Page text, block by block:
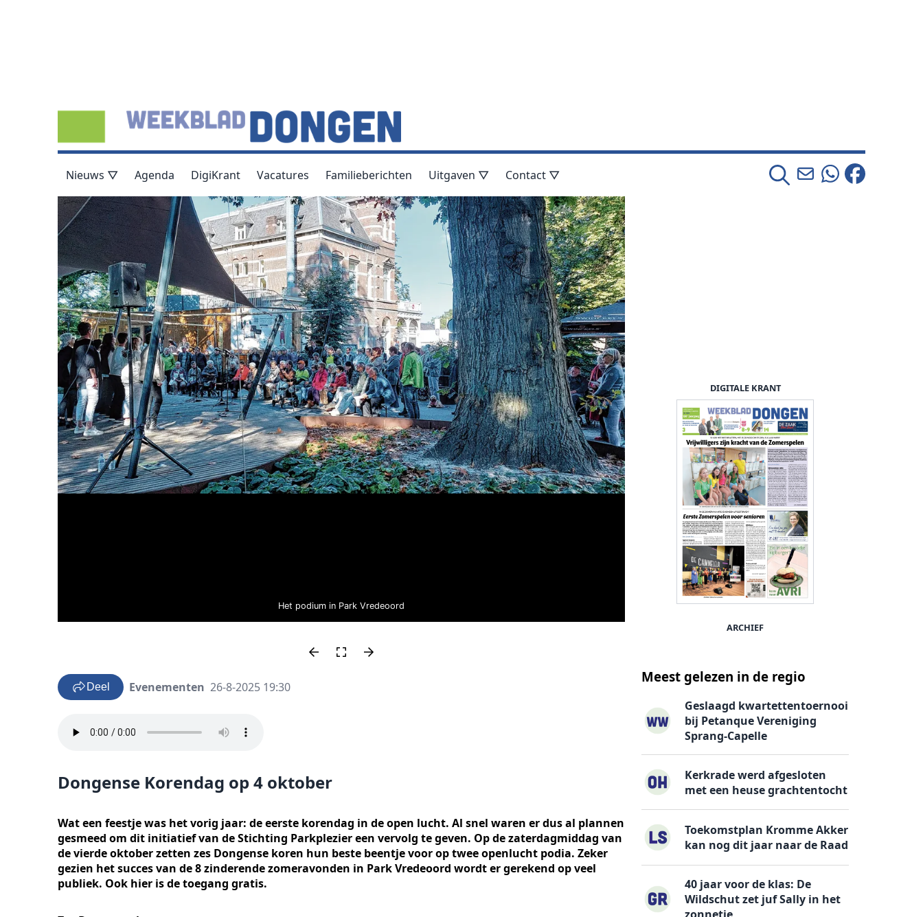
Nieuws ▽ Agenda DigiKrant Vacatures Familieberichten Uitgaven ▽ Contact ▽
Het podium in Park Vredeoord
Deel Evenementen 26-8-2025 19:30
Dongense Korendag op 4 oktober
Wat een feestje was het vorig jaar: de eerste korendag in de open lucht. Al snel waren er dus al plannen
gesmeed om dit initiatief van de Stichting Parkplezier een vervolg te geven. Op de zaterdagmiddag van
de vierde oktober zetten zes Dongense koren hun beste beentje voor op twee openlucht podia. Zeker
gezien het succes van de 8 zinderende zomeravonden in Park Vredeoord wordt er gerekend op veel
publiek. Ook hier is de toegang gratis.
DIGITALE KRANT
ARCHIEF
Meest gelezen in de regio
Geslaagd kwartettentoernooi
bij Petanque Vereniging
Sprang-Capelle
Kerkrade werd afgesloten
met een heuse grachtentocht
Toekomstplan Kromme Akker
kan nog dit jaar naar de Raad
40 jaar voor de klas: De
Wildschut zet juf Sally in het